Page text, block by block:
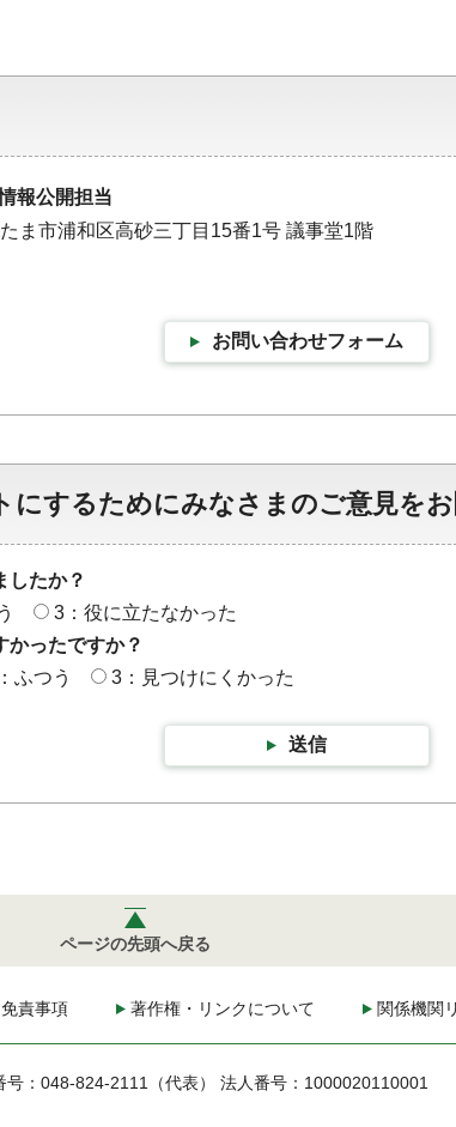
報公開担当
ま市浦和区高砂三丁目15番1号 議事堂1階
お問い合わせフォーム
にするためにみなさまのご意見を
したか？
3：役に立たなかった
かったですか？
ふつう 3：見つけにくかった
送信
ページの先頭へ戻る
責事項 著作権・リンクについて 関係機関
号：048-824-2111（代表） 法人番号：1000020110001